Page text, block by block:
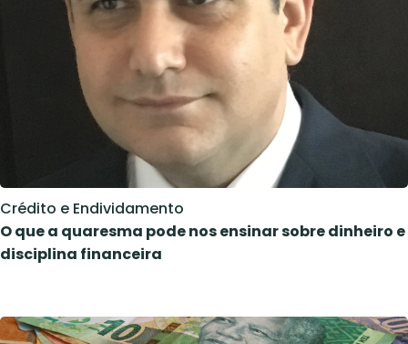
Crédito e Endividamento
O que a quaresma pode nos ensinar sobre dinheiro e
disciplina financeira